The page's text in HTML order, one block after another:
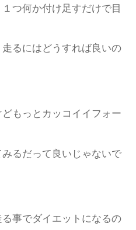
つ何か付け足すだけで目
るにはどうすれば良いの
もっとカッコイイフォー
るだって良いじゃないで
事でダイエットになるの